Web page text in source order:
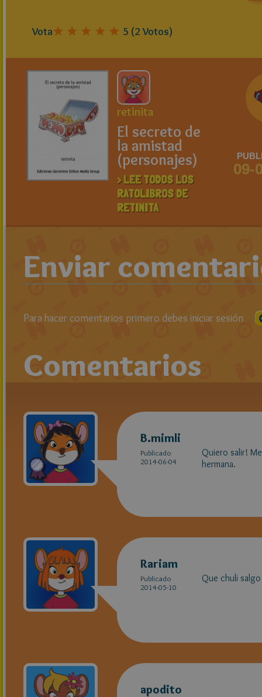
Vota 5 (2Votos)
retinita
El secreto de
la amistad
(personajes)
> LEE TODOS LOS
RATOLIBROS DE
RETINITA
09-
Enviar
Para hacer comentarios primero debes iniciar sesión
Comentarios
B.mimli
Publicado
2014-06-04
Quiero salir!
hermana.
Rariam
Publicado
2014-05-10
Que chuli
apodito